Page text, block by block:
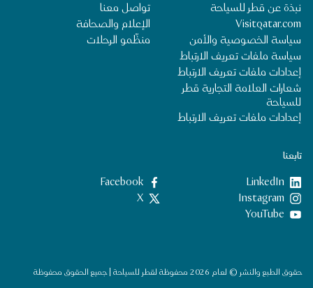
تابعنا
LinkedIn
‎Facebook‏
‎Instagram‏
X
YouTube
تواصل معنا
الإعلام والصحافة
منظِّمو الرحلات
نبذة عن قطر للسياحة
Visitqatar.com
سياسة الخصوصية والأمن
سياسة ملفات تعريف الارتباط
إعدادات ملفات تعريف الارتباط
شعارات العلامة التجارية قطر
للسياحة
إعدادات ملفات تعريف الارتباط
حقوق الطبع والنشر © لعام 2026 محفوظة لقطر للسياحة | جميع الحقوق محفوظة